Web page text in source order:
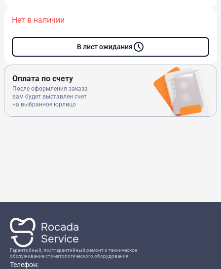
Нет в наличии
В лист ожидания
Оплата по счету
После оформления заказа
вам будет выставлен счет
на выбранное юрлицо
Гарантийный, постгарантийный ремонт и техническое
обслуживание стоматологического оборудования
Телефон: